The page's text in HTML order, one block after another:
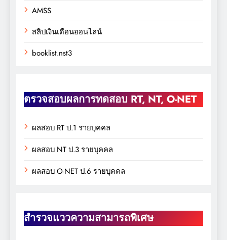
AMSS
สลิปเงินเดือนออนไลน์
booklist.nst3
ตรวจสอบผลการทดสอบ RT, NT, O-NET
ผลสอบ RT ป.1 รายบุคคล
ผลสอบ NT ป.3 รายบุคคล
ผลสอบ O-NET ป.6 รายบุคคล
สำรวจแววความสามารถพิเศษ